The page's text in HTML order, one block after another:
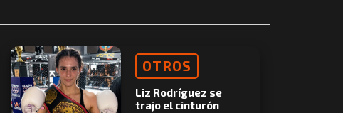
OTROS
Liz Rodríguez se
trajo el cinturón